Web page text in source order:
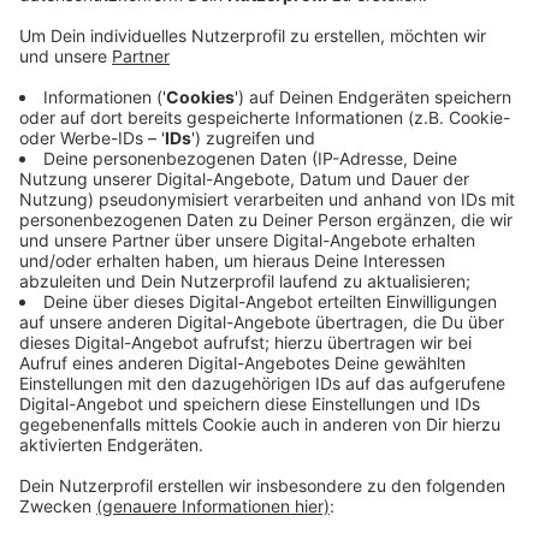
kam aber weiterhin zu langen Staus.
Veröffentlicht:Freitag, 25.03.2022 12:50
Anzeige
Die Ein-Zentner-Bombe aus dem zweiten Weltkrieg
war am Morgen bei Bauarbeiten an der A4 entdeckt
worden und musste möglichst zeitnah entschärft
werden. Ab 12 Uhr wurden dafür auch die Autobahnen
gesperrt. Um 13:29 Uhr ist die Bombe erfolgreich
entschärft worden, kurz danach wurden auch die
Sperrungen der Autobahnen wieder aufgehoben.
Anzeige